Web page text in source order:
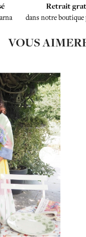
Retrait
dans notre boutique
VOUS